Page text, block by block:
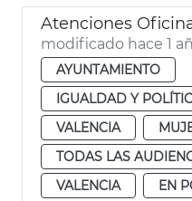
Atenciones
modificado hace 1
AYUNTAMIENTO
IGUALDAD Y
VALENCIA
TODAS LAS
VALENCIA
EN